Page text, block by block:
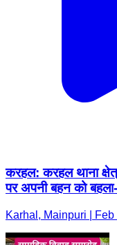
करहल: करहल थाना